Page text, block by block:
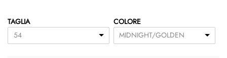
TAGLIA
54
COLORE
MIDNIGHT/GOLDEN